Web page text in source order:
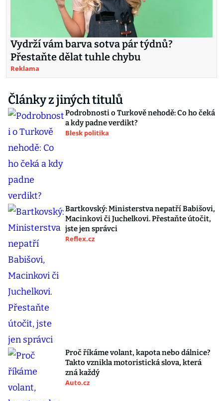
Vydrží vám barva sotva pár týdnů?
Přestaňte dělat tuhle chybu
Reklama
Články z jiných titulů
Podrobnosti o Turkově nehodě: Co ho čeká
a kdy padne verdikt?
Blesk politika
Bartkovský: Ministerstva nepatří Babišovi,
Macinkovi či Juchelkovi. Přestaňte útočit,
jste jen správci
Reflex.cz
Proč říkáme volant, kapota nebo dálnice?
Takto vznikla motoristická slova, která
zná každý
Auto.cz